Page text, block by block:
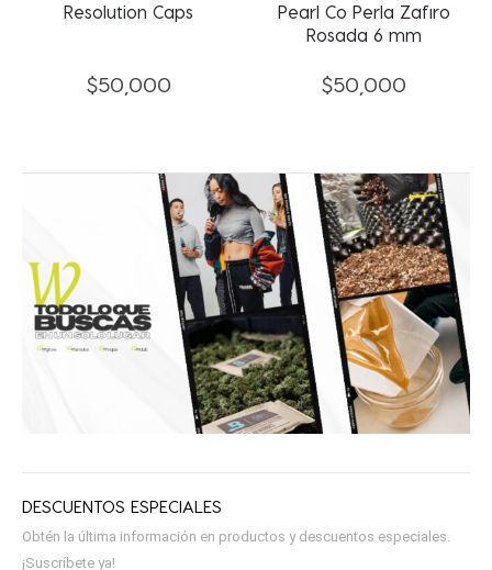
Resolution Caps
50,000
Pearl Co Perla Zafiro
Rosada 6 mm
50,000
DESCUENTOS ESPECIALES
Obtén la última información en productos y descuentos especiales.
¡Suscríbete ya!